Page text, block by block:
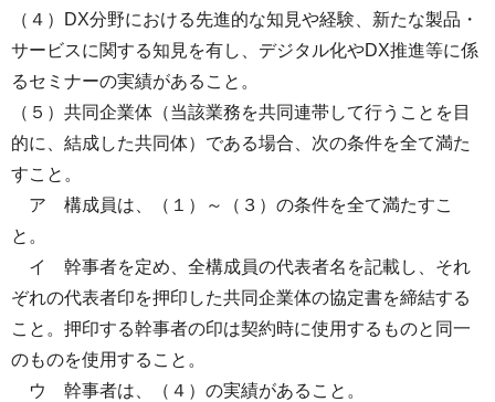
（４）DX分野における先進的な知見や経験、新たな製品・
サービスに関する知見を有し、デジタル化やDX推進等に係
るセミナーの実績があること。
（５）共同企業体（当該業務を共同連帯して行うことを目
的に、結成した共同体）である場合、次の条件を全て満た
すこと。
ア 構成員は、（１）～（３）の条件を全て満たすこ
と。
イ 幹事者を定め、全構成員の代表者名を記載し、それ
ぞれの代表者印を押印した共同企業体の協定書を締結する
こと。押印する幹事者の印は契約時に使用するものと同一
のものを使用すること。
ウ 幹事者は、（４）の実績があること。